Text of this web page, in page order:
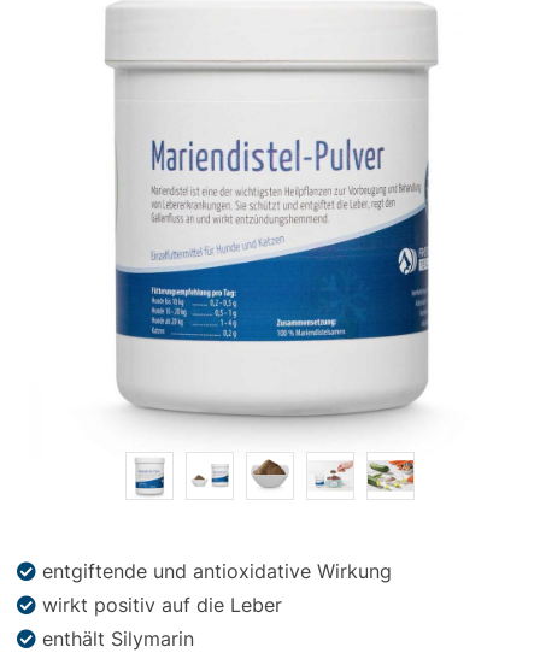
entgiftende und antioxidative Wirkung
wirkt positiv auf die Leber
enthält Silymarin